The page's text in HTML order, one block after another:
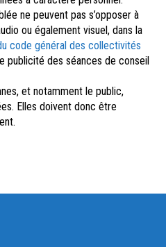
ne peuvent pas s’opposer à
ou également visuel, dans la
code général des collectivités
publicité des séances de conseil
et notamment le public,
Elles doivent donc être